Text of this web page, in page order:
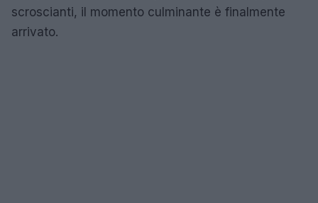
scroscianti, il momento culminante è finalmente
arrivato.